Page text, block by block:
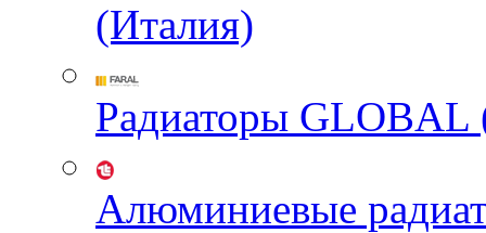
(Италия)
Радиаторы GLOBAL
Алюминиевые